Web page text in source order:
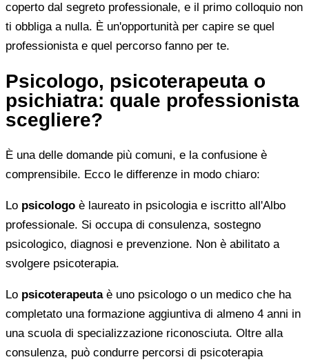
coperto dal segreto professionale, e il primo colloquio non
ti obbliga a nulla. È un'opportunità per capire se quel
professionista e quel percorso fanno per te.
Psicologo, psicoterapeuta o
psichiatra: quale professionista
scegliere?
È una delle domande più comuni, e la confusione è
comprensibile. Ecco le differenze in modo chiaro:
Lo psicologo è laureato in psicologia e iscritto all'Albo
professionale. Si occupa di consulenza, sostegno
psicologico, diagnosi e prevenzione. Non è abilitato a
svolgere psicoterapia.
Lo psicoterapeutaè uno psicologo o un medico che ha
completato una formazione aggiuntiva di almeno 4 anni in
una scuola di specializzazione riconosciuta. Oltre alla
consulenza, può condurre percorsi di psicoterapia